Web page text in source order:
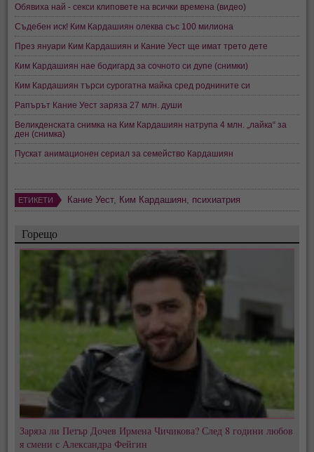
Обявиха най - секси клиповете на всички времена (видео)
Съдебен иск! Ким Кардашиян олеква със 100 милиона
През януари Ким Кардашиян и Кание Уест ще имат трето дете
Ким Кардашиян нае бодигард за сочното си дупе (снимки)
Ким Кардашиян търси сурогатна майка сред роднините си
Рапърът Кание Уест заряза 27 млн. души
Великденската снимка на Ким Кардашиян натрупа 4 млн. „лайка“ за
ден (снимка)
Пускат анимационен сериал за семейство Кардашиян
ЕТИКЕТИ Кание Уест, Ким Кардашиян, психиатрия
Горещо
Заряза ли Петър Дочев Ирмена Чичикова? След 8 години любов
я смени с Александра Фейгин